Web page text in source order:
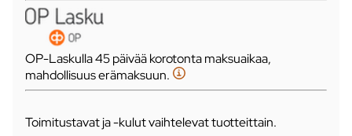
OP-Laskulla 45 päivää korotonta maksuaikaa,
mahdollisuus erämaksuun.
Toimitustavat ja -kulut vaihtelevat tuotteittain.